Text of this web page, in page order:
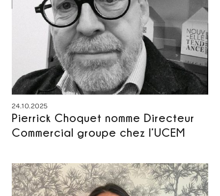
24.10.2025
Pierrick Choquet nomme Directeur
Commercial groupe chez l’UCEM